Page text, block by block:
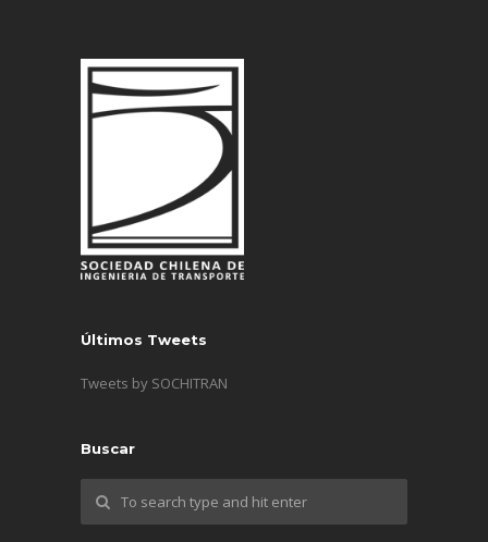
Últimos Tweets
Tweets by SOCHITRAN
Buscar